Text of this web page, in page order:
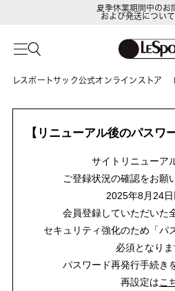
夏季休業期間中のお
および発送につい
レスポートサック公式オンラインストア
【リニューアル後のパスワ
サイトリニューア
ご登録状況の確認をお願
2025年8月24
会員登録していただいた
セキュリティ強化のため「パ
必須となりま
パスワード再発行手続き
再設定はこ